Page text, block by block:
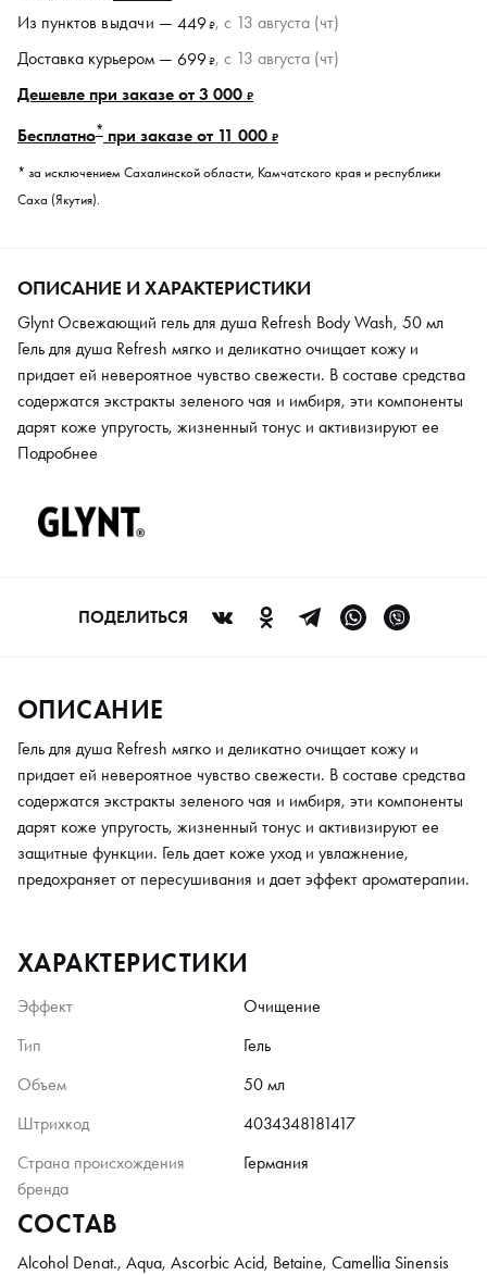
Из пунктов выдачи — 449₽, c 13 августа (чт)
Доставка курьером — 699₽, c 13 августа (чт)
Дешевле при заказе от 3 000 ₽
Бесплатно* при заказе от 11 000 ₽
* за исключением Сахалинской области, Камчатского края и республики
Саха (Якутия).
ОПИСАНИЕ И ХАРАКТЕРИСТИКИ
Glynt Освежающий гель для душа Refresh Body Wash, 50 мл
Гель для душа Refresh мягко и деликатно очищает кожу и
придает ей невероятное чувство свежести. В составе средства
содержатся экстракты зеленого чая и имбиря, эти компоненты
дарят коже упругость, жизненный тонус и активизируют ее
защитные функции. Гель дает коже уход и увлажнение,
Подробнее
ПОДЕЛИТЬСЯ
ОПИСАНИЕ
Гель для душа Refresh мягко и деликатно очищает кожу и
придает ей невероятное чувство свежести. В составе средства
содержатся экстракты зеленого чая и имбиря, эти компоненты
дарят коже упругость, жизненный тонус и активизируют ее
защитные функции. Гель дает коже уход и увлажнение,
предохраняет от пересушивания и дает эффект ароматерапии.
ХАРАКТЕРИСТИКИ
Эффект
Очищение
Тип
Гель
Объем
50 мл
Штрихкод
4034348181417
Страна происхождения
бренда
Германия
СОСТАВ
Alcohol Denat., Aqua, Ascorbic Acid, Betaine, Camellia Sinensis